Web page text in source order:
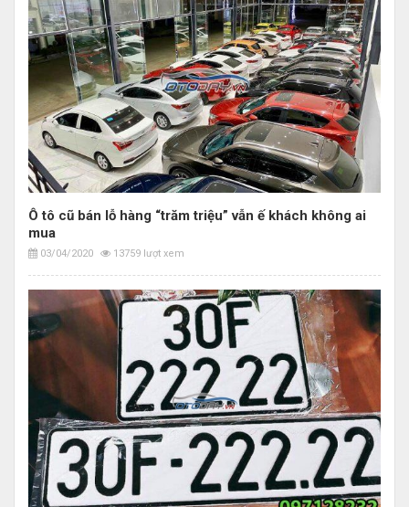
Ô tô cũ bán lỗ hàng “trăm triệu” vẫn ế khách không ai
mua
03/04/2020 13759 lượt xem